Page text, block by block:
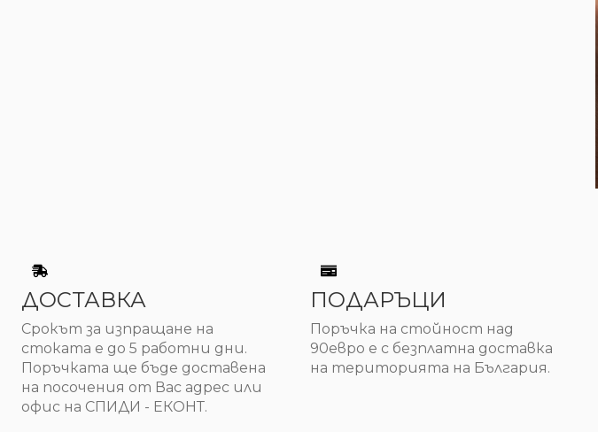
ДОСТАВКА
Срокът за изпращане на
стоката е до 5 работни дни.
Поръчката ще бъде доставена
на посочения от Вас адрес или
офис на СПИДИ - ЕКОНТ.
ПОДАРЪЦИ
Поръчка на стойност над
90евро е с безплатна доставка
на територията на България.